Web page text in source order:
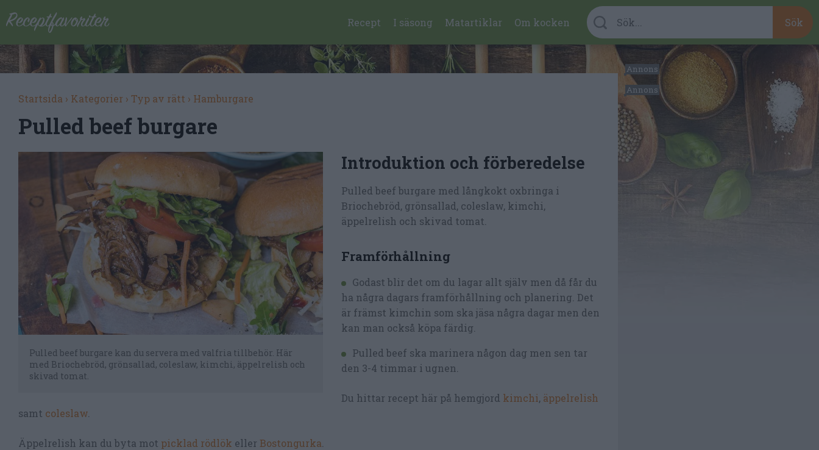
Recept I säsong Matartiklar Om kocken
Startsida › Kategorier › Typ av rätt › Hamburgare
Pulled beef burgare
Pulled beef burgare kan du servera med valfria tillbehör. Här
med Briochebröd, grönsallad, coleslaw, kimchi, äppelrelish och
skivad tomat.
Introduktion och förberedelse
Pulled beef burgare med långkokt oxbringa i
Briochebröd, grönsallad, coleslaw, kimchi,
äppelrelish och skivad tomat.
Framförhållning
Godast blir det om du lagar allt själv men då får du
ha några dagars framförhållning och planering. Det
är främst kimchin som ska jäsa några dagar men den
kan man också köpa färdig.
Pulled beef ska marinera någon dag men sen tar
den 3-4 timmar i ugnen.
Du hittar recept här på hemgjord kimchi, äppelrelish
samt coleslaw
Äppelrelish kan du byta mot picklad rödlök eller Bostongurka